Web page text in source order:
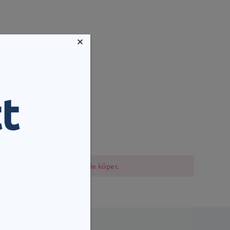
bör vara försiktiga när de köper.
×